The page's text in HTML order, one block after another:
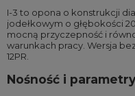
I-3 to opona o konstrukcji
jodełkowym o głębokości
mocną przyczepność i
warunkach pracy. Wersja
12PR.
Nośność i